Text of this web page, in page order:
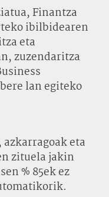
Finantza
ibilbidearen
eta
zuzendaritza
lan egiteko
eta
zituela jakin
% 85ek ez